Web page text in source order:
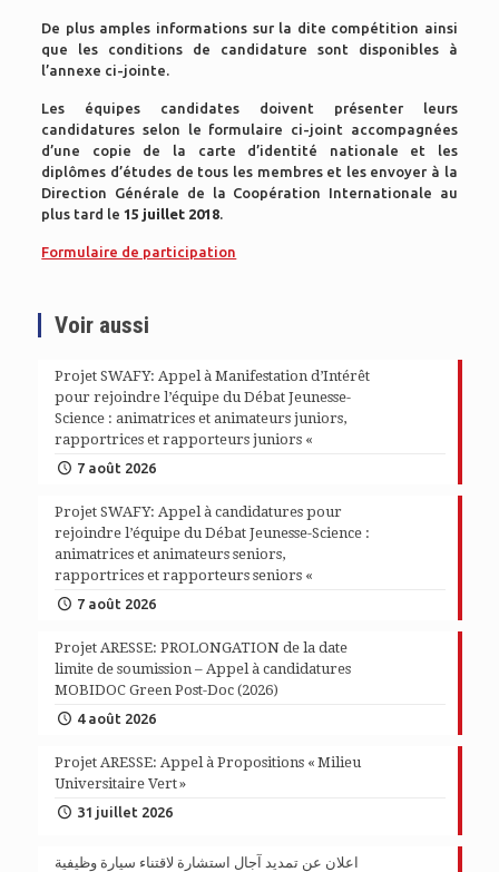
De plus amples informations sur la dite compétition ainsi
que les conditions de candidature sont disponibles à
l’annexe ci-jointe.
Les équipes candidates doivent présenter leurs
candidatures selon le formulaire ci-joint accompagnées
d’une copie de la carte d’identité nationale et les
diplômes d’études de tous les membres et les envoyer à la
Direction Générale de la Coopération Internationale au
plus tard le15 juillet 2018.
Formulaire de participation
Voir aussi
Projet SWAFY: Appel à Manifestation d’Intérêt
pour rejoindre l’équipe du Débat Jeunesse-
Science : animatrices et animateurs juniors,
rapportrices et rapporteurs juniors «
7 août 2026
Projet SWAFY: Appel à candidatures pour
rejoindre l’équipe du Débat Jeunesse-Science :
animatrices et animateurs seniors,
rapportrices et rapporteurs seniors «
7 août 2026
Projet ARESSE: PROLONGATION de la date
limite de soumission – Appel à candidatures
MOBIDOC Green Post-Doc (2026)
4 août 2026
Projet ARESSE: Appel à Propositions « Milieu
Universitaire Vert »
31 juillet 2026
اعلان عن تمديد آجال استشارة لاقتناء سيارة وظيفية